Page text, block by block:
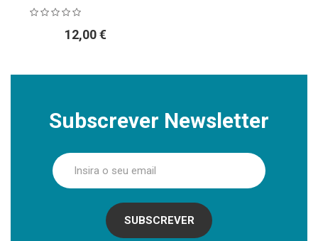
12,00 €
Subscrever Newsletter
SUBSCREVER